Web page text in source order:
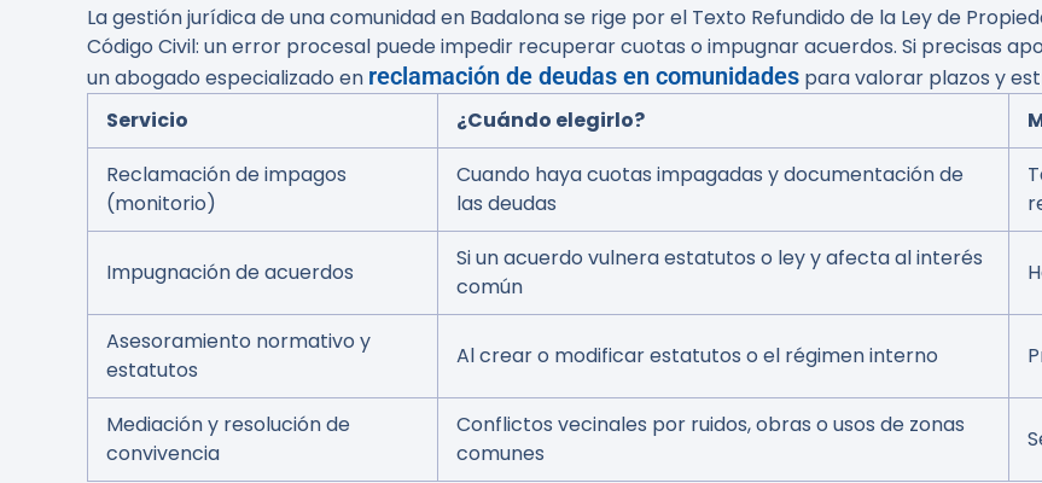
La gestión jurídica de una comunidad en Badalona se rige por el Texto Refundido de la Ley de
Código Civil: un error procesal puede impedir recuperar cuotas o impugnar acuerdos. Si precisas
un abogado especializado en reclamación de deudas en comunidades para valorar plazos y
Servicio
¿Cuándo elegirlo?
Reclamación de impagos
(monitorio)
Cuando haya cuotas impagadas y documentación de
las deudas
Impugnación de acuerdos
Si un acuerdo vulnera estatutos o ley y afecta al interés
común
Asesoramiento normativo y
estatutos
Al crear o modificar estatutos o el régimen interno
Mediación y resolución de
convivencia
Conflictos vecinales por ruidos, obras o usos de zonas
comunes